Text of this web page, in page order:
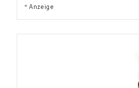
* Anzeige